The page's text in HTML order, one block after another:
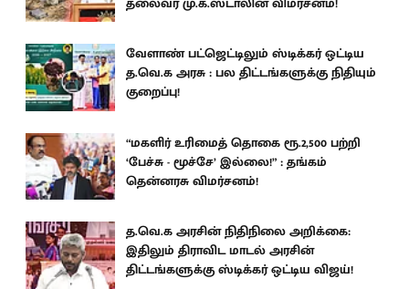
வேளாண் பட்ஜெட்டிலும் ஸ்டிக்கர் ஒட்டிய
த.வெ.க அரசு : பல திட்டங்களுக்கு நிதியும்
குறைப்பு!
“மகளிர் உரிமைத் தொகை ரூ.2,500 பற்றி
‘பேச்சு - மூச்சே’ இல்லை!” : தங்கம்
தென்னரசு விமர்சனம்!
த.வெ.க அரசின் நிதிநிலை அறிக்கை:
இதிலும் திராவிட மாடல் அரசின்
திட்டங்களுக்கு ஸ்டிக்கர் ஒட்டிய விஜய்!